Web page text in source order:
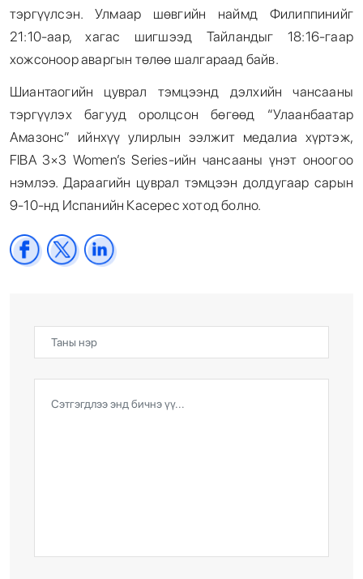
тэргүүлсэн. Улмаар шөвгийн наймд Филиппинийг
21:10-аар, хагас шигшээд Тайландыг 18:16-гаар
хожсоноор аваргын төлөө шалгараад байв.
Шиантаогийн цуврал тэмцээнд дэлхийн чансааны
тэргүүлэх багууд оролцсон бөгөөд “Улаанбаатар
Амазонс” ийнхүү улирлын ээлжит медалиа хүртэж,
FIBA 3×3 Women’s Series-ийн чансааны үнэт оноогоо
нэмлээ. Дараагийн цуврал тэмцээн долдугаар сарын
9-10-нд Испанийн Касерес хотод болно.